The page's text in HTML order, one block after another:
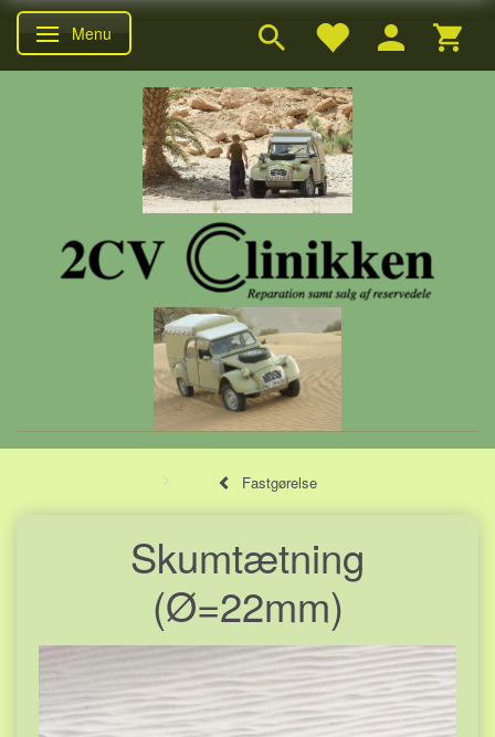
Skifte navigation
Menu
Fastgørelse
Skumtætning
(Ø=22mm)